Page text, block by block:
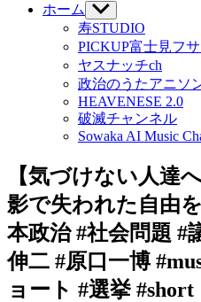
ホーム
Show
sub
menu
寿STUDIO
PICKUP富士見フ
ヤスナッチch
政治のうたアニソ
HEAVENESE 2.0
破滅チャンネル
Sowaka AI Music
【気づけない人達
影で失われた自由
本政治 #社会問題 #
伸二 #原口一博
ョート #選挙 #short